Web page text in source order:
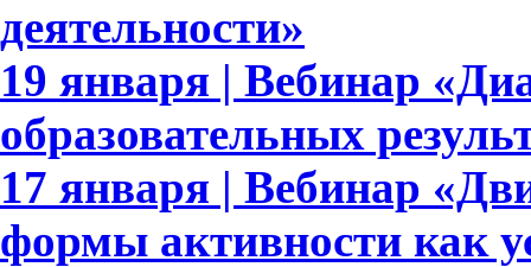
деятельности»
19 января | Вебинар
образовательных
17 января | Вебинар
формы активности как